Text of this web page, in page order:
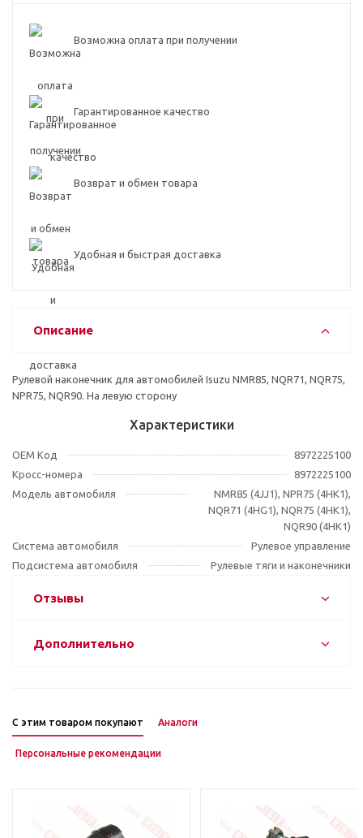
Возможна оплата при получении
Гарантированное качество
Возврат и обмен товара
Удобная и быстрая доставка
Описание
Рулевой наконечник для автомобилей Isuzu NMR85, NQR71, NQR75,
NPR75, NQR90. На левую сторону
Характеристики
OEM Код
8972225100
Кросс-номера
8972225100
Модель автомобиля
NMR85 (4JJ1), NPR75 (4HK1),
NQR71 (4HG1), NQR75 (4HK1),
NQR90 (4HK1)
Система автомобиля
Рулевое управление
Подсистема автомобиля
Рулевые тяги и наконечники
Отзывы
Дополнительно
С этим товаром покупают Аналоги
Персональные рекомендации